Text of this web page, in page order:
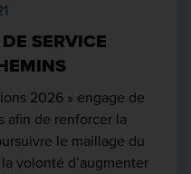
SERVICE
2026 » engage de
afin de renforcer la
le maillage du
volonté d’augmenter